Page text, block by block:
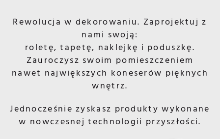
Rewolucja w dekorowaniu. Zaprojektuj z
nami swoją:
roletę, tapetę, naklejkę i poduszkę.
Zauroczysz swoim pomieszczeniem
nawet największych koneserów pięknych
wnętrz.
Jednocześnie zyskasz produkty wykonane
w nowczesnej technologii przyszłości.